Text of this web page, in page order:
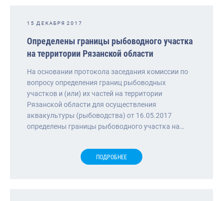
15 ДЕКАБРЯ 2017
Определены границы рыбоводного участка
на территории Рязанской области
На основании протокола заседания комиссии по
вопросу определения границ рыбоводных
участков и (или) их частей на территории
Рязанской области для осуществления
аквакультуры (рыбоводства) от 16.05.2017
определены границы рыбоводного участка на…
ПОДРОБНЕЕ